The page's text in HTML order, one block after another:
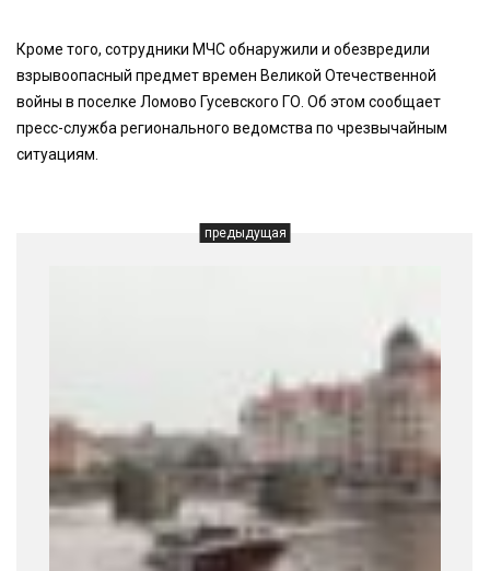
Кроме того, сотрудники МЧС обнаружили и обезвредили
взрывоопасный предмет времен Великой Отечественной
войны в поселке Ломово Гусевского ГО. Об этом сообщает
пресс-служба регионального ведомства по чрезвычайным
ситуациям.
предыдущая